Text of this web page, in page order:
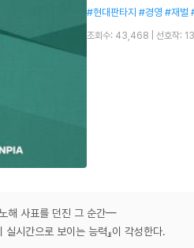
#현대판타지 #경영 #재벌
조회수: 43,468 선호작:
해 사표를 던진 그 순간—
실시간으로 보이는 능력』이 각성한다.